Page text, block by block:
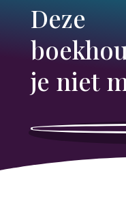
Deze
je niet